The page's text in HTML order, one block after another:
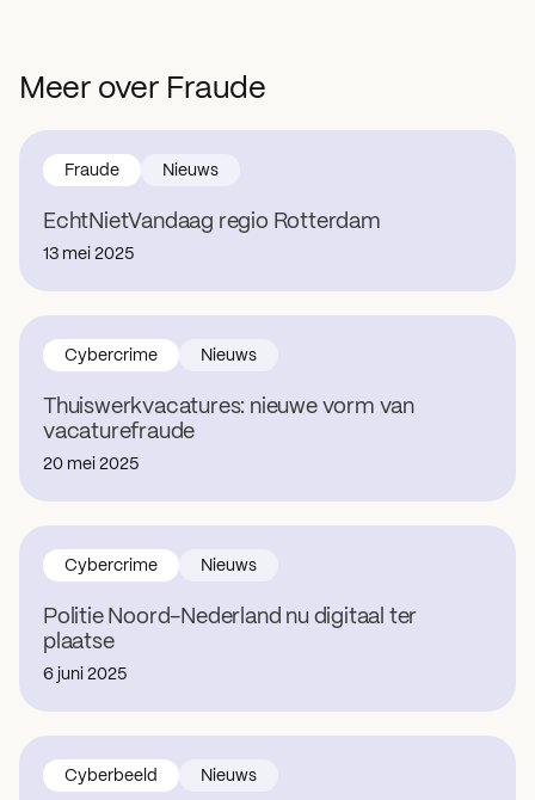
Meer over Fraude
EchtNietVandaag regio Rotterdam
Fraude Nieuws
13 mei 2025
Thuiswerkvacatures: nieuwe vorm van
vacaturefraude
Cybercrime Nieuws
20 mei 2025
Politie Noord-Nederland nu digitaal ter
plaatse
Cybercrime Nieuws
6 juni 2025
Cyberbeeld Nieuws